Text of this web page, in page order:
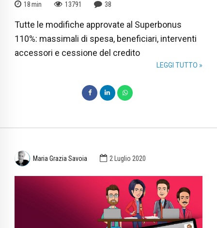
18min 13791 38
Tutte le modifiche approvate al Superbonus
110%: massimali di spesa, beneficiari, interventi
accessori e cessione del credito
LEGGI TUTTO »
Maria Grazia Savoia 2 Luglio 2020